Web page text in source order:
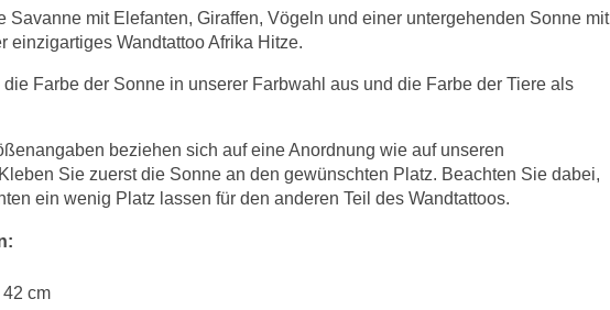
Savanne mit Elefanten, Giraffen, Vögeln und einer untergehenden Sonne mit
einzigartiges Wandtattoo Afrika Hitze.
Farbe der Sonne in unserer Farbwahl aus und die Farbe der Tiere als
beziehen sich auf eine Anordnung wie auf unseren
Sie zuerst die Sonne an den gewünschten Platz. Beachten Sie dabei,
ein wenig Platz lassen für den anderen Teil des Wandtattoos.
cm